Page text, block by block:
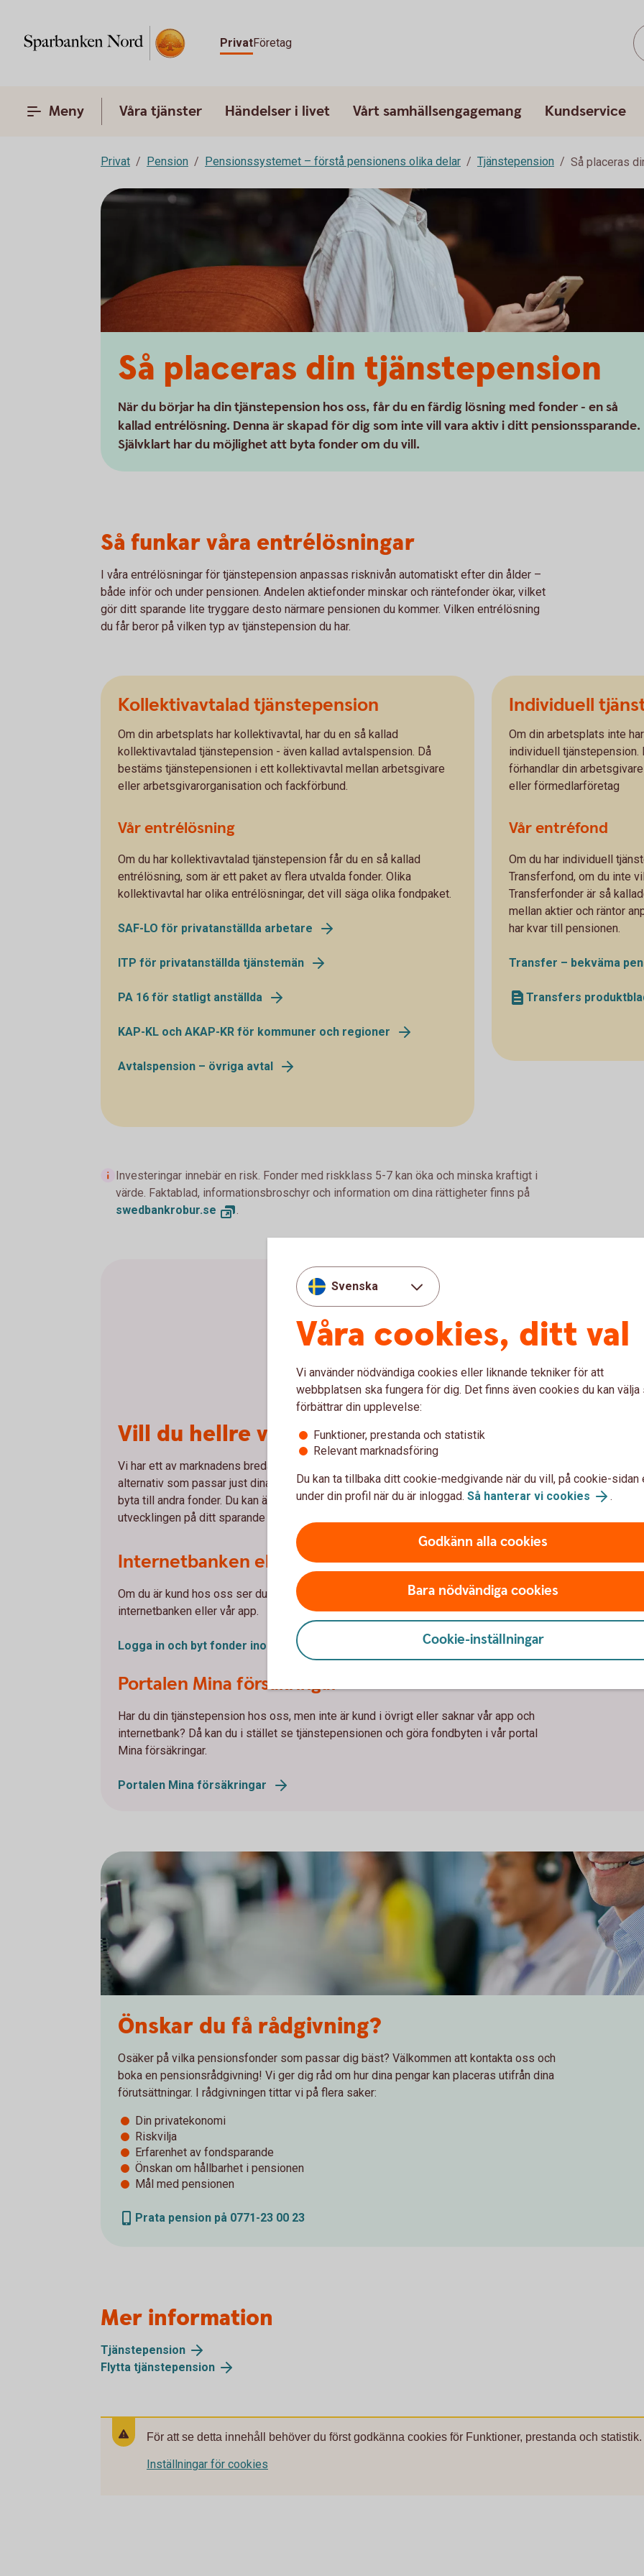
PrivatFöretag
Meny Våra tjänster Händelser i livet Vårt samhällsengagemang Kundservice
Privat Pension Pensionssystemet – förstå pensionens olika delar Tjänstepension Så placeras
Så placeras din tjänstepension
När du börjar ha din tjänstepension hos oss, får du en färdig lösning med fonder - en så
kallad entrélösning. Denna är skapad för dig som inte vill vara aktiv i ditt pensionssparande.
Självklart har du möjlighet att byta fonder om du vill.
Så funkar våra entrélösningar
I våra entrélösningar för tjänstepension anpassas risknivån automatiskt efter din ålder –
både inför och under pensionen. Andelen aktiefonder minskar och räntefonder ökar, vilket
gör ditt sparande lite tryggare desto närmare pensionen du kommer. Vilken entrélösning
du får beror på vilken typ av tjänstepension du har.
Kollektivavtalad tjänstepension
Om din arbetsplats har kollektivavtal, har du en så kallad
kollektivavtalad tjänstepension - även kallad avtalspension. Då
bestäms tjänstepensionen i ett kollektivavtal mellan arbetsgivare
eller arbetsgivarorganisation och fackförbund.
Vår entrélösning
Om du har kollektivavtalad tjänstepension får du en så kallad
entrélösning, som är ett paket av flera utvalda fonder. Olika
kollektivavtal har olika entrélösningar, det vill säga olika fondpaket.
SAF-LO för privatanställda arbetare
ITP för privatanställda tjänstemän
PA 16 för statligt anställda
KAP-KL och AKAP-KR för kommuner och regioner
Avtalspension – övriga avtal
Individuell
Om din arbetsplats inte
individuell tjänstepension.
förhandlar din
eller förmedlarföretag
Vår entréfond
Om du har individuell
Transferfond, om du inte
Transferfonder är så
mellan aktier och räntor
har kvar till pensionen.
Transfer – bekväma
Transfers
Investeringar innebär en risk. Fonder med riskklass 5-7 kan öka och minska kraftigt i
värde. Faktablad, informationsbroschyr och information om dina rättigheter finns på
swedbankrobur.se
.
Byt fonder
kostnadsfritt
Vill du hellre välja egna fonder?
Vi har ett av marknadens bredaste placeringsutbud av fonder. Detta gör att du hitta
alternativ som passar just dina behov. Självklart kan du när som helst – kostnadsfritt -
byta till andra fonder. Du kan även se hur mycket din arbetsgivare har betalat in,
utvecklingen på ditt sparande och ändra köpfördelningen för framtida insättningar.
Internetbanken eller vår app
Om du är kund hos oss ser du din tjänstepension och gör enkelt fondbyten i
internetbanken eller vår app.
Logga in och byt fonder inom tjänstepensionen
Portalen Mina försäkringar
Har du din tjänstepension hos oss, men inte är kund i övrigt eller saknar vår app och
internetbank? Då kan du i stället se tjänstepensionen och göra fondbyten i vår portal
Mina försäkringar.
Portalen Mina försäkringar
Önskar du få rådgivning?
Osäker på vilka pensionsfonder som passar dig bäst? Välkommen att kontakta oss och
boka en pensionsrådgivning! Vi ger dig råd om hur dina pengar kan placeras utifrån dina
förutsättningar. I rådgivningen tittar vi på flera saker:
Din privatekonomi
Riskvilja
Erfarenhet av fondsparande
Önskan om hållbarhet i pensionen
Mål med pensionen
Prata pension på 0771-23 00 23
Mer information
Tjänstepension
Flytta tjänstepension
För att se detta innehåll behöver du först godkänna cookies för Funktioner, prestanda och statistik.
Inställningar för cookies
Svenska
Våra cookies, ditt val
Vi använder nödvändiga cookies eller liknande tekniker för att
webbplatsen ska fungera för dig. Det finns även cookies du kan välja
förbättrar din upplevelse:
Funktioner, prestanda och statistik
Relevant marknadsföring
Du kan ta tillbaka ditt cookie-medgivande när du vill, på cookie-sidan
under din profil när du är inloggad. Så hanterar vi cookies .
Godkänn alla cookies
Bara nödvändiga cookies
Cookie-inställningar